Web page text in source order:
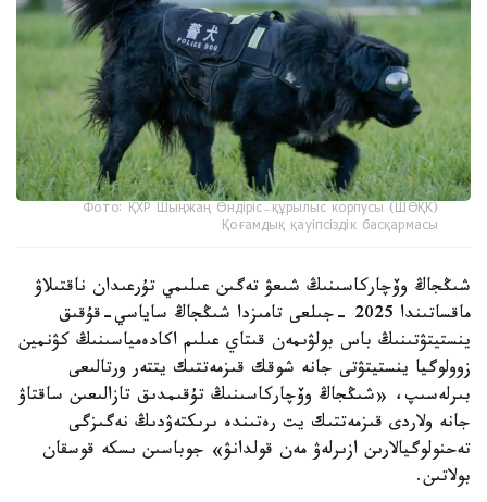
Фото: ҚХР Шыңжаң Өндіріс-құрылыс корпусы (ШӨҚК)
Қоғамдық қауіпсіздік басқармасы
شىڭجاڭ وۆچاركاسىنىڭ شىعۋ تەگىن عىلىمي تۇرعىدان ناقتىلاۋ
ماقساتىندا 2025 -جىلعى تامىزدا شىڭجاڭ ساياسي-قۇقىق
ينستيتۋتىنىڭ باس بولۋىمەن قىتاي عىلىم اكادەمياسىنىڭ كۋنمين
زوولوگيا ينستيتۋتى جانە شوقك قىزمەتتىك يتتەر ورتالىعى
بىرلەسىپ، «شىڭجاڭ وۆچاركاسىنىڭ تۇقىمدىق تازالىعىن ساقتاۋ
جانە ولاردى قىزمەتتىك يت رەتىندە ىرىكتەۋدىڭ نەگىزگى
تەحنولوگيالارىن ازىرلەۋ مەن قولدانۋ» جوباسىن ىسكە قوسقان
بولاتىن.